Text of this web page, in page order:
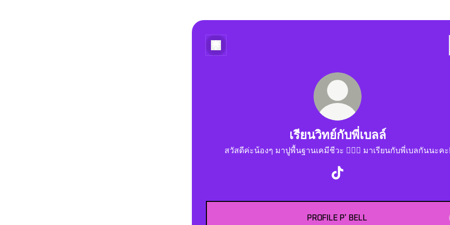
เรียนวิทย์กับพี่เบลล์
สวัสดีค่ะน้องๆ มาปูพื้นฐานเคมีชีวะ ✌🏻✨ มาเรียนกับพี่เบลกันนะคะ
PROFILE P' BELL